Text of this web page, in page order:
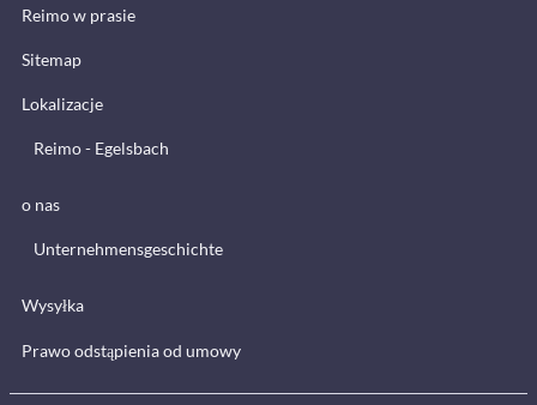
Reimo w prasie
Sitemap
Lokalizacje
Reimo - Egelsbach
o nas
Unternehmensgeschichte
Wysyłka
Prawo odstąpienia od umowy